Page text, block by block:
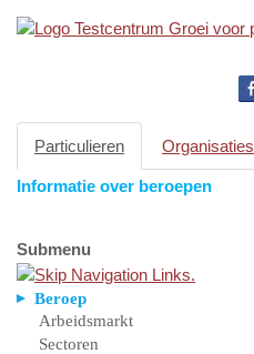
Particulieren Organisaties
Informatie over beroepen
Submenu
Beroep
Arbeidsmarkt
Sectoren